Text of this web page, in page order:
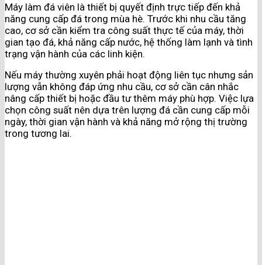
Máy làm đá viên là thiết bị quyết định trực tiếp đến khả
năng cung cấp đá trong mùa hè. Trước khi nhu cầu tăng
cao, cơ sở cần kiểm tra công suất thực tế của máy, thời
gian tạo đá, khả năng cấp nước, hệ thống làm lạnh và tình
trạng vận hành của các linh kiện.
Nếu máy thường xuyên phải hoạt động liên tục nhưng sản
lượng vẫn không đáp ứng nhu cầu, cơ sở cần cân nhắc
nâng cấp thiết bị hoặc đầu tư thêm máy phù hợp. Việc lựa
chọn công suất nên dựa trên lượng đá cần cung cấp mỗi
ngày, thời gian vận hành và khả năng mở rộng thị trường
trong tương lai.